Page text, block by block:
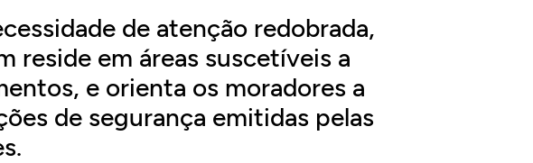
de atenção redobrada,
reside em áreas suscetíveis a
e orienta os moradores a
de segurança emitidas pelas